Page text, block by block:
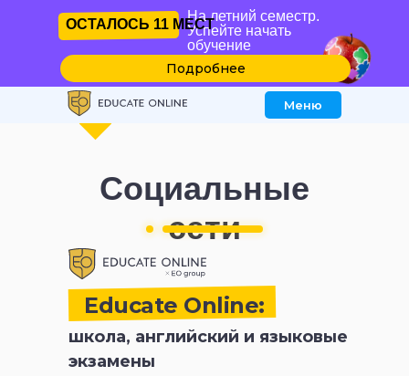
На летний семестр.
Успейте начать
обучение
ОСТАЛОСЬ 11 МЕСТ
Подробнее
с 17 августа
Успейте
начать
обучение
ОСТАЛОСЬ11 МЕСТ Подробнее
Меню
Социальные
сети
школа, английский и языковые
экзамены
Educate Online: